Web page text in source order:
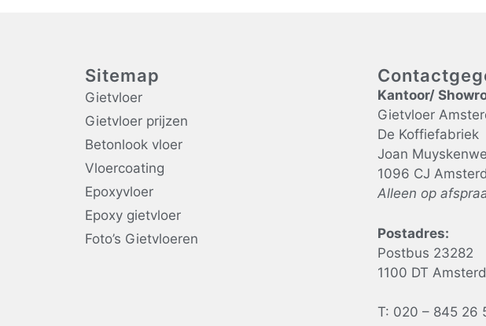
Sitemap
Gietvloer
Gietvloer prijzen
Betonlook vloer
Vloercoating
Epoxyvloer
Epoxy gietvloer
Foto’s Gietvloeren
Kantoor/
Gietvloer
De Koffiefabriek
Joan
1096 CJ
Alleen op
Postadres:
Postbus 23282
1100 DT
T: 020 – 845 26